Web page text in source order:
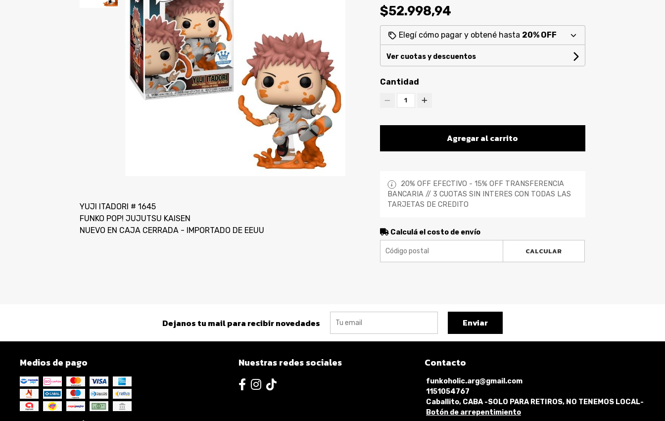
YUJI ITADORI # 1645
FUNKO POP! JUJUTSU KAISEN
NUEVO EN CAJA CERRADA - IMPORTADO DE EEUU
$52.998,94
Elegí cómo pagar y obtené hasta 20% OFF
Ver cuotas y descuentos
Cantidad
1
Agregar al carrito
20% OFF EFECTIVO - 15% OFF TRANSFERENCIA
BANCARIA // 3 CUOTAS SIN INTERES CON TODAS LAS
TARJETAS DE CREDITO
Calculá el costo de envío
CALCULAR
Dejanos tu mail para recibir novedades Enviar
Medios de pago Nuestras redes sociales Contacto
funkoholic.arg@gmail.com
1151054767
Caballito, CABA -SOLO PARA RETIROS, NO TENEMOS LOCAL-
Botón de arrepentimiento